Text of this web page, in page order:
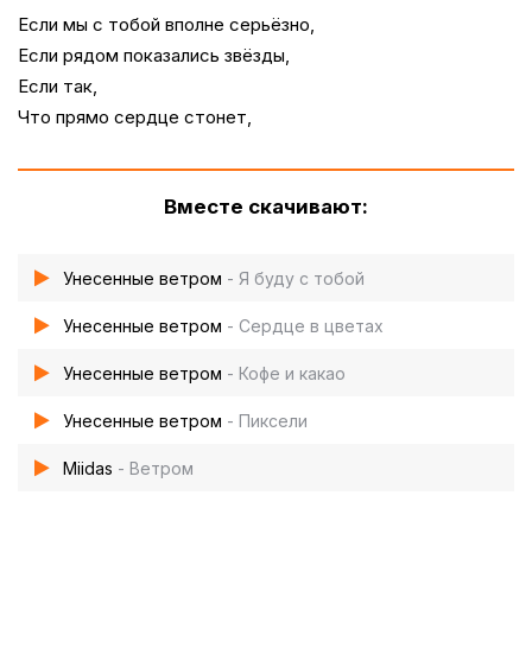
Если мы с тобой вполне серьёзно,
Если рядом показались звёзды,
Если так,
Что прямо сердце стонет,
Вместе скачивают:
Унесенные ветром - Я буду с тобой
Унесенные ветром - Сердце в цветах
Унесенные ветром - Кофе и какао
Унесенные ветром - Пиксели
Miidas - Ветром